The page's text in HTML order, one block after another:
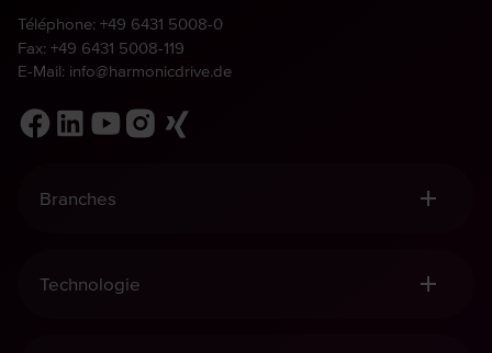
Téléphone: +49 6431 5008-0
Fax: +49 6431 5008-119
E-Mail: info@harmonicdrive.de
Branches
Construction Mécanique
Technologie